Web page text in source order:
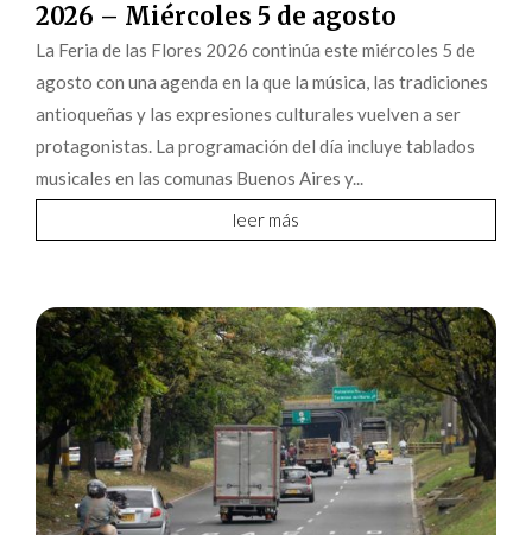
2026 – Miércoles 5 de agosto
La Feria de las Flores 2026 continúa este miércoles 5 de
agosto con una agenda en la que la música, las tradiciones
antioqueñas y las expresiones culturales vuelven a ser
protagonistas. La programación del día incluye tablados
musicales en las comunas Buenos Aires y...
leer más